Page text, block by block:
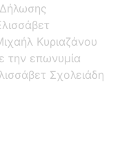
Κυριαζάνου
την επωνυμία
Σχολειάδη